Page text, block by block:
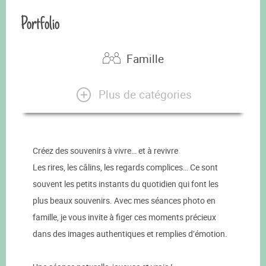
Portfolio
Famille
Plus de catégories
Créez des souvenirs à vivre… et à revivre
Les rires, les câlins, les regards complices… Ce sont
souvent les petits instants du quotidien qui font les
plus beaux souvenirs. Avec mes séances photo en
famille, je vous invite à figer ces moments précieux
dans des images authentiques et remplies d’émotion.